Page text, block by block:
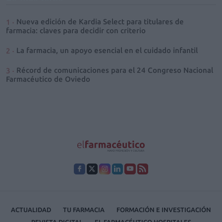
Nueva edición de Kardia Select para titulares de
farmacia: claves para decidir con criterio
La farmacia, un apoyo esencial en el cuidado infantil
Récord de comunicaciones para el 24 Congreso Nacional
Farmacéutico de Oviedo
ACTUALIDAD TU FARMACIA
FORMACIÓN E INVESTIGACIÓN